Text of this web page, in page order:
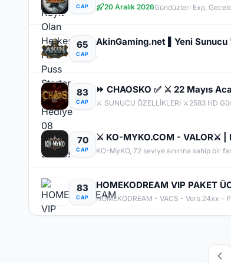
CAP 20 Aralık 2026Gündüzleri Exp,
65
CAP .
83
CAP
70
CAP
83
CAP
HOMEKODREAM VIP PAKET
HOMEKODREAM - VACS - Vers.24xx -